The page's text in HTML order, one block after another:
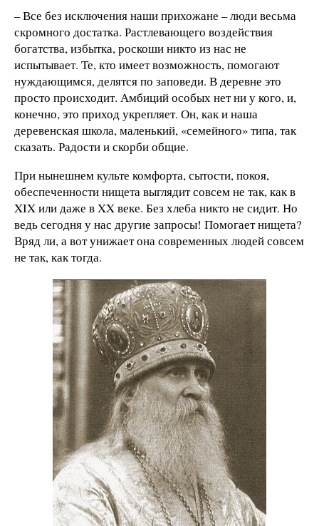
– Все без исключения наши прихожане – люди весьма
скромного достатка. Растлевающего воздействия
богатства, избытка, роскоши никто из нас не
испытывает. Те, кто имеет возможность, помогают
нуждающимся, делятся по заповеди. В деревне это
просто происходит. Амбиций особых нет ни у кого, и,
конечно, это приход укрепляет. Он, как и наша
деревенская школа, маленький, «семейного» типа, так
сказать. Радости и скорби общие.
При нынешнем культе комфорта, сытости, покоя,
обеспеченности нищета выглядит совсем не так, как в
XIX или даже в XX веке. Без хлеба никто не сидит. Но
ведь сегодня у нас другие запросы! Помогает нищета?
Вряд ли, а вот унижает она современных людей совсем
не так, как тогда.